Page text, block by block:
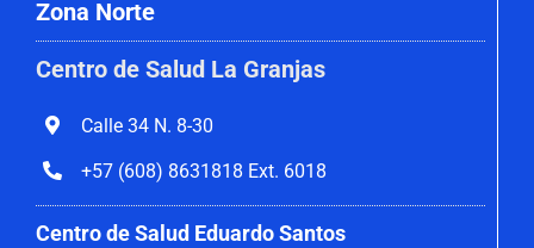
Zona Norte
Centro de Salud La Granjas
Calle 34 N. 8-30
+57 (608) 8631818 Ext. 6018
Centro de Salud Eduardo Santos